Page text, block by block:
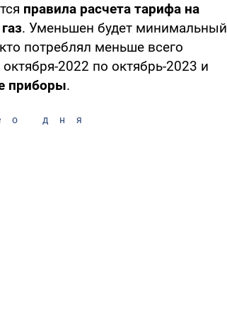
правила расчета тарифа на
. Уменьшен будет минимальный
потреблял меньше всего
2022 по октябрь-2023 и
приборы.
дня